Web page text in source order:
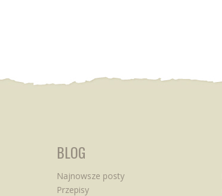
BLOG
Najnowsze posty
Przepisy